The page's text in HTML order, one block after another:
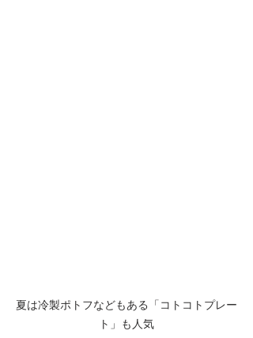
夏は冷製ポトフなどもある「コトコトプレー
ト」も人気